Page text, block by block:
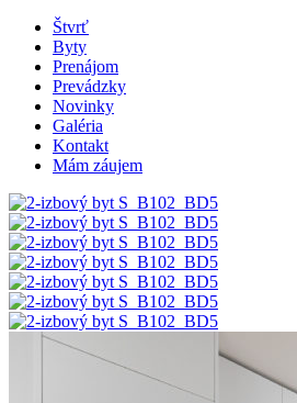
Štvrť
Byty
Prenájom
Prevádzky
Novinky
Galéria
Kontakt
Mám záujem